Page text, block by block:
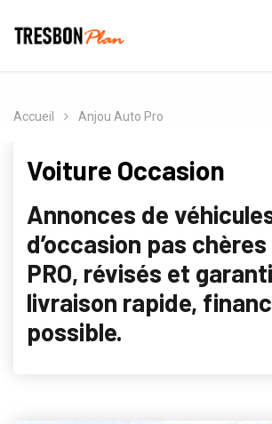
Accueil Anjou Auto Pro
Voiture Occasion
Annonces de
d’occasion pas chères
PRO, révisés et
livraison rapide,
possible.